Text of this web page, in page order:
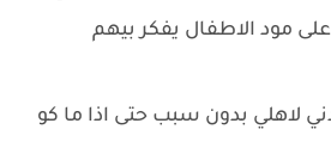
مود الاطفال يفكر بيهم
لاهلي بدون سبب حتى اذا ما كو